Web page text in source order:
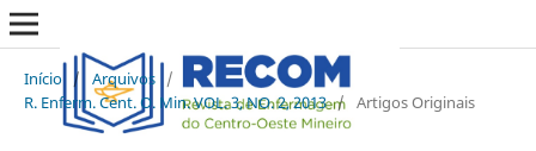
Início / Arquivos /
R. Enferm. Cent. O. Min. VOL. 3, NO. 2, 2013 / Artigos Originais